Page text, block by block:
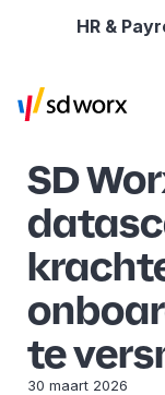
HR &
SD
te
30 maart 2026